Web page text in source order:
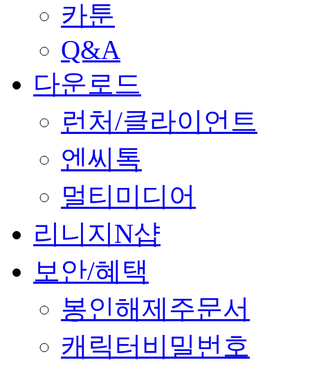
카툰
Q&A
다운로드
런처/클라이언트
엔씨톡
멀티미디어
리니지N샵
보안/혜택
봉인해제주문서
캐릭터비밀번호